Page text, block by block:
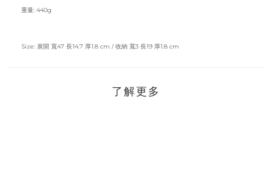
重量: 440g
Size: 展開 寬47 長14.7 厚1.8 cm / 收納 寬3 長19 厚1.8 cm
了解更多